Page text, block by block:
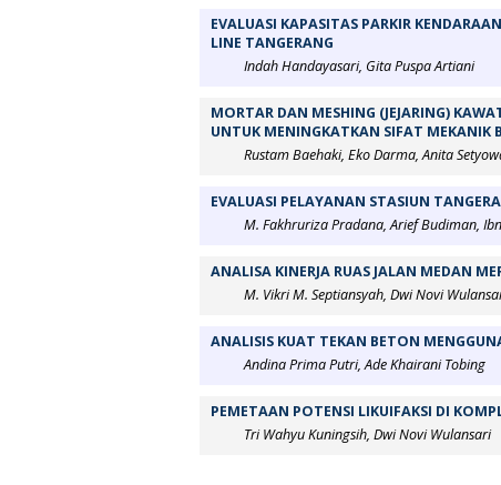
EVALUASI KAPASITAS PARKIR
LINE TANGERANG
Indah Handayasari, Gita Puspa Artiani
MORTAR DAN MESHING (JEJARING)
UNTUK MENINGKATKAN SIFAT MEKANIK
Rustam Baehaki, Eko Darma, Anita
EVALUASI PELAYANAN STASIUN
M. Fakhruriza Pradana, Arief Budiman,
ANALISA KINERJA RUAS JALAN MEDAN
M. Vikri M. Septiansyah, Dwi Novi
ANALISIS KUAT TEKAN BETON
Andina Prima Putri, Ade Khairani Tobing
PEMETAAN POTENSI LIKUIFAKSI DI
Tri Wahyu Kuningsih, Dwi Novi Wulansari